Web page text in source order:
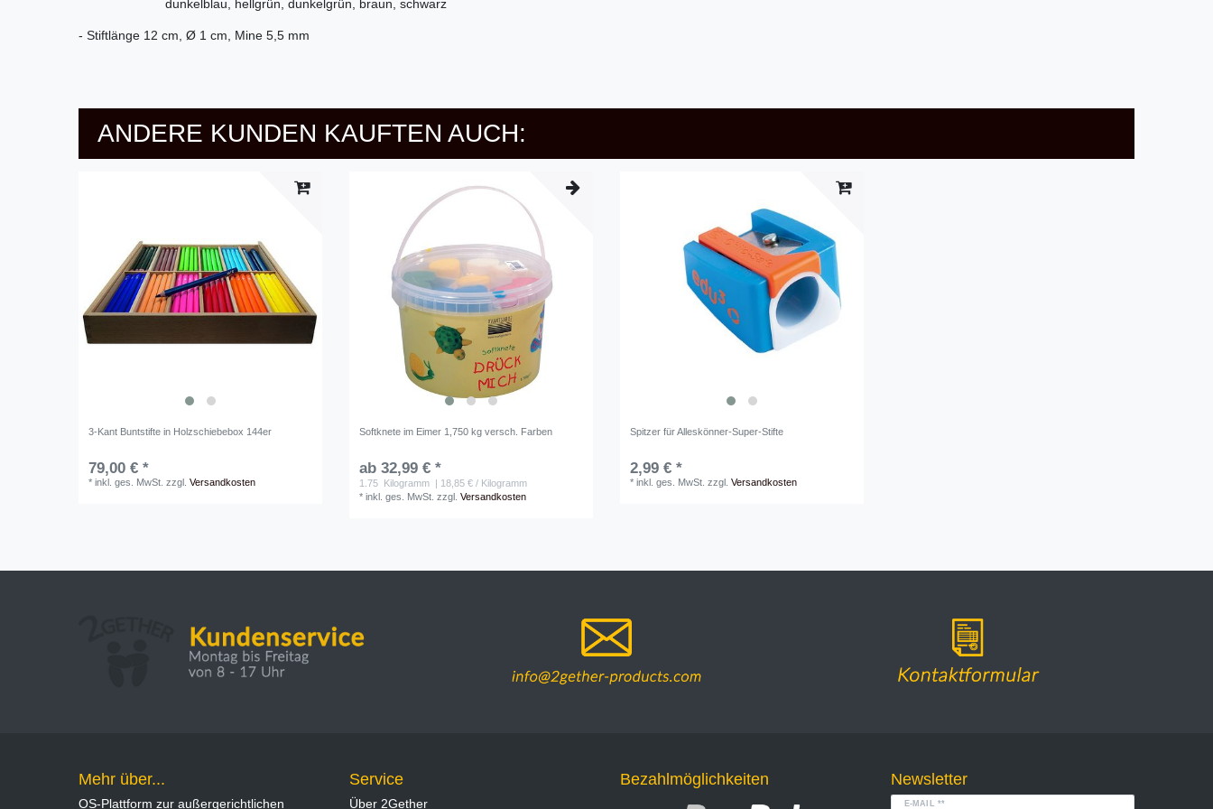
dunkelblau, hellgrün, dunkelgrün, braun, schwarz
- Stiftlänge 12 cm, Ø 1 cm, Mine 5,5 mm
ANDERE KUNDEN KAUFTEN AUCH:
3-Kant Buntstifte in Holzschiebebox 144er
79,00 € *
*inkl. ges. MwSt. zzgl.Versandkosten
Softknete im Eimer 1,750 kg versch. Farben
ab 32,99 € *
1.75 Kilogramm | 18,85 € / Kilogramm
*inkl. ges. MwSt. zzgl.Versandkosten
Spitzer für Alleskönner-Super-Stifte
2,99 € *
*inkl. ges. MwSt. zzgl.Versandkosten
Mehr über...
OS-Plattform zur außergerichtlichen
Service
Über 2Gether
Bezahlmöglichkeiten Newsletter
E-MAIL **